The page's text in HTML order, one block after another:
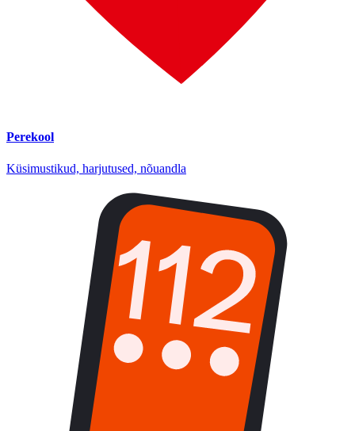
Perekool
Küsimustikud, harjutused, nõuandla